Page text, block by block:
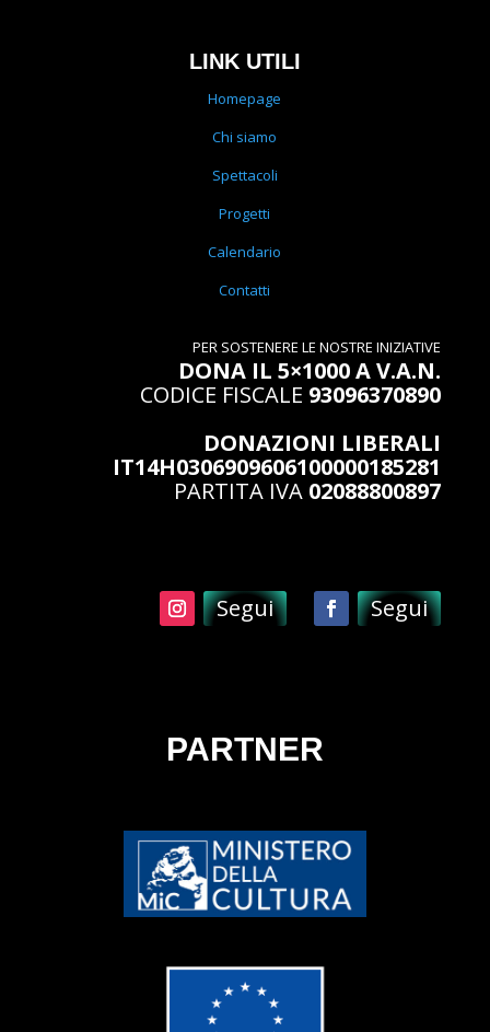
LINK UTILI
Homepage
Chi siamo
Spettacoli
Progetti
Calendario
Contatti
PER SOSTENERE LE NOSTRE INIZIATIVE
DONA IL 5×1000 A V.A.N.
CODICE FISCALE 93096370890
DONAZIONI LIBERALI
IT14H0306909606100000185281
PARTITA IVA 02088800897
Segui Segui
PARTNER